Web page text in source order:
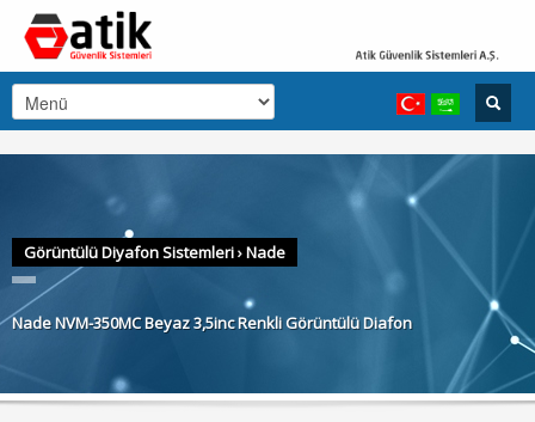
Görüntülü Diyafon Sistemleri›Nade
Nade NVM-350MC Beyaz 3,5inc Renkli Görüntülü Diafon